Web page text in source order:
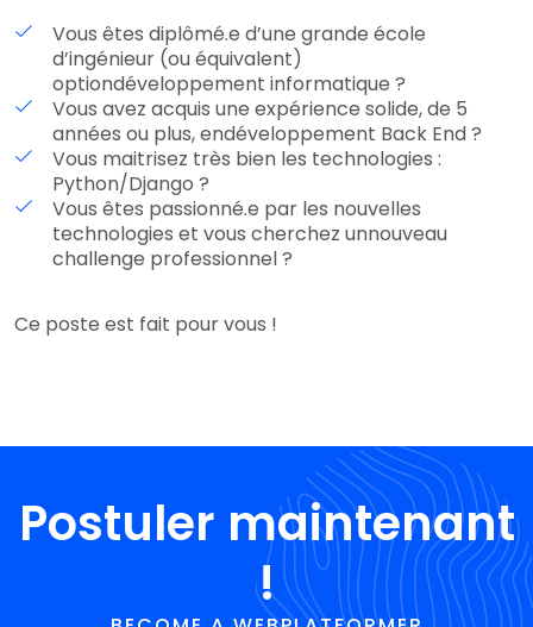
Vous êtes diplômé.e d’une grande école
d’ingénieur (ou équivalent)
optiondéveloppement informatique ?
Vous avez acquis une expérience solide, de 5
années ou plus, endéveloppement Back End ?
Vous maitrisez très bien les technologies :
Python/Django ?
Vous êtes passionné.e par les nouvelles
technologies et vous cherchez unnouveau
challenge professionnel ?
Ce poste est fait pour vous !
Postuler maintenant
!